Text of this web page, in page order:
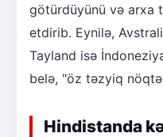
götürdüyünü və arxa
etdirib. Eynilə,
Tayland isə
belə, "öz təzyiq
Hindistanda